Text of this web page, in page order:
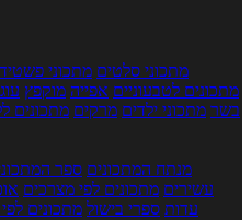
מתכוני סלטים מתכוני
מתכונים לטבעוניים אפייה מוקפץ
בשר מתכוני ילדים מרקים מתכונים
מנתח המתכונים ספר
עשירים מתכונים לפי מצרכים
עדות ספרי בישול מתכונים לפי